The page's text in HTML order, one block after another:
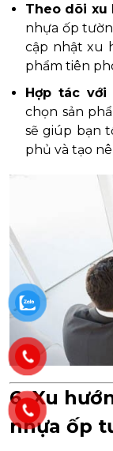
Theo dõi xu
nhựa ốp
cập nhật xu
phẩm tiên
Hợp tác
chọn sản
sẽ giúp bạn
phủ và tạo
6. Xu
nhựa ốp